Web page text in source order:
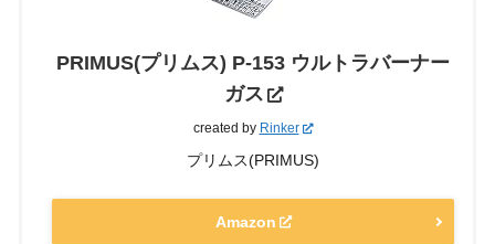
PRIMUS(プリムス) P-153 ウルトラバーナー
ガス
created by Rinker
プリムス(PRIMUS)
Amazon